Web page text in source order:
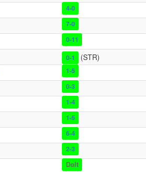
4-0
7-0
0-11
0-1 (STR)
1-5
0-3
1-4
1-5
6-4
2-3
Dolt